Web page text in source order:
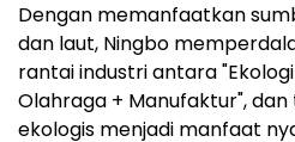
Dengan memanfaatkan
dan laut, Ningbo
rantai industri antara
Olahraga + Manufaktur",
ekologis menjadi manfaat